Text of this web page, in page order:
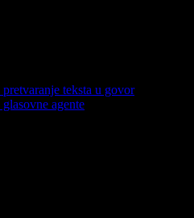
teksta u govor
agente